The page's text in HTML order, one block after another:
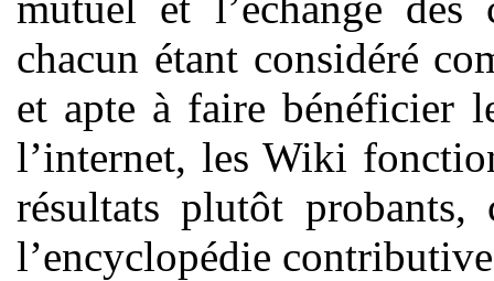
chacun étant considéré
et apte à faire bénéficier
l’internet, les Wiki
résultats plutôt probants,
l’encyclopédie